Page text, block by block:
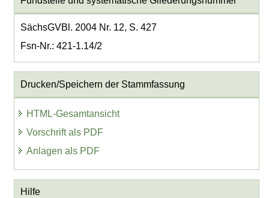
SächsGVBl. 2004 Nr. 12, S. 427
Fsn-Nr.: 421-1.14/2
Drucken/Speichern der Stammfassung
HTML-Gesamtansicht
Vorschrift als PDF
Anlagen als PDF
Hilfe